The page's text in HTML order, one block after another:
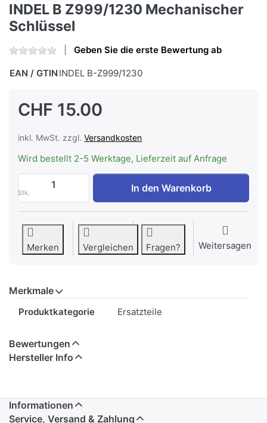
INDEL B Z999/1230 Mechanischer
Schlüssel
Geben Sie die erste Bewertung ab
EAN / GTIN INDEL B-Z999/1230
CHF 15.00
inkl. MwSt. zzgl. Versandkosten
Wird bestellt 2-5 Werktage, Lieferzeit auf Anfrage
Stk.
INDEL B Z999/1230 Mechanischer
In den Warenkorb
Merken Vergleichen Fragen? Weitersagen
Merkmale
Produktkategorie Ersatzteile
Bewertungen
Hersteller Info
Informationen
Service, Versand & Zahlung